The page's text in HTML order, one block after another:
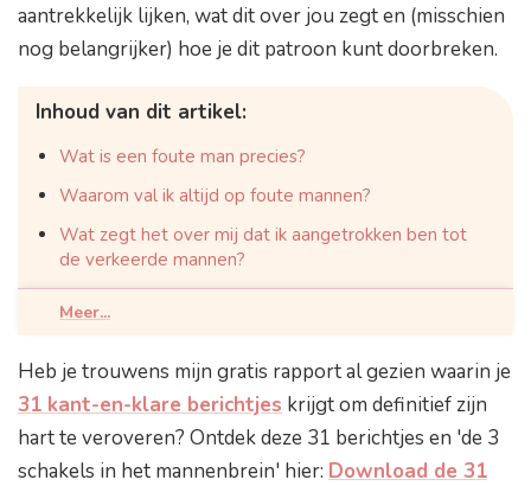
aantrekkelijk lijken, wat dit over jou zegt en (misschien
nog belangrijker) hoe je dit patroon kunt doorbreken.
Inhoud van dit artikel:
Wat is een foute man precies?
Waarom val ik altijd op foute mannen?
Wat zegt het over mij dat ik aangetrokken ben tot
de verkeerde mannen?
aantrek?
Hoe stop ik met vallen op foute mannen?
Waarom val ik steeds op foute mannen –
Conclusie?
Meer...
Heb je trouwens mijn gratis rapport al gezien waarin je
31 kant-en-klare berichtjes krijgt om definitief zijn
hart te veroveren? Ontdek deze 31 berichtjes en 'de 3
schakels in het mannenbrein' hier: Download de 31